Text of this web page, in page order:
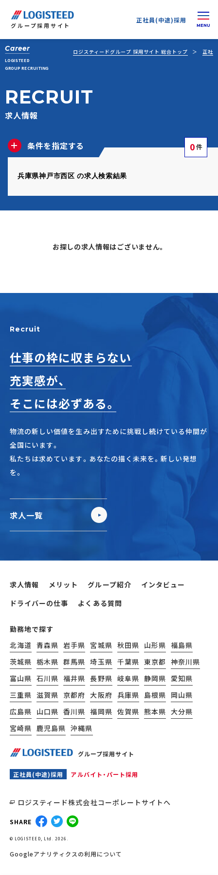
グループ採用サイト
正社員(中途)採用
正社員(中途)採用
SHARE
Career
LOGISTEED
GROUP RECRUITING
ロジスティードグループ 採用サイト 総合トップ 正社
RECRUIT
求人情報
0件
条件を指定する
兵庫県神戸市西区 の求人検索結果
お探しの求人情報はございません。
Recruit
仕事の枠に収まらない
充実感が、
そこには必ずある。
物流の新しい価値を生み出すために挑戦し続けている仲間が
全国にいます。
私たちは求めています。あなたの描く未来を。新しい発想
を。
求人一覧
グループ採用サイト
正社員(中途)採用 アルバイト・パート採用
ロジスティード株式会社コーポレートサイトへ
SHARE
© LOGISTEED, Ltd. 2026.
Googleアナリティクスの利用について
求人情報 メリット グループ紹介
インタビュー
ドライバーの仕事
よくある質問
勤務地で探す
北海道 青森県 岩手県 宮城県 秋田県 山形県 福島県
茨城県 栃木県 群馬県 埼玉県 千葉県 東京都 神奈川県
富山県 石川県 福井県 長野県 岐阜県 静岡県 愛知県
三重県 滋賀県 京都府 大阪府 兵庫県 島根県 岡山県
広島県 山口県 香川県 福岡県 佐賀県 熊本県 大分県
宮崎県 鹿児島県 沖縄県